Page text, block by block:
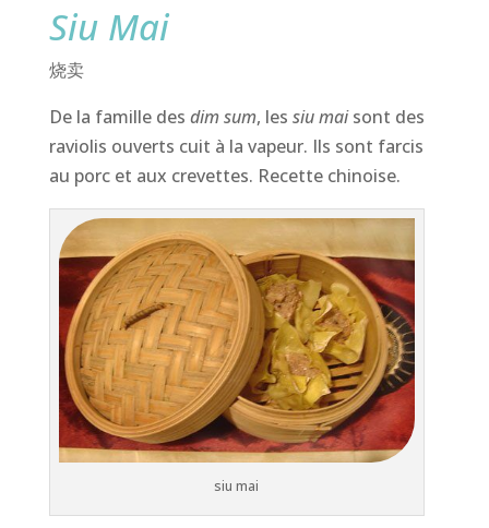
Siu Mai
烧卖
De la famille des dim sum, les siu maisont des
raviolis ouverts cuit à la vapeur. Ils sont farcis
au porc et aux crevettes. Recette chinoise.
siu mai